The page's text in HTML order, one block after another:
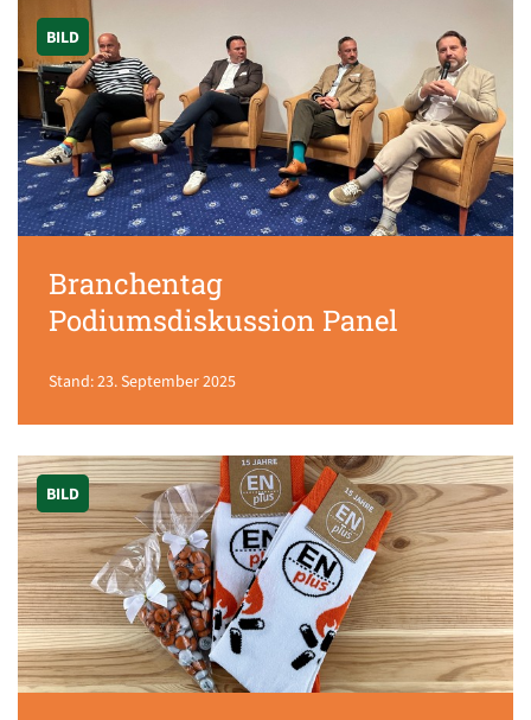
BILD
Branchentag
Podiumsdiskussion Panel
Stand: 23. September 2025
BILD